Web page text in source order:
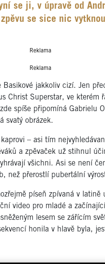
se ji, v úpravě od
se sice nic
Reklama
Reklama
Basikové jakkoliv cizí. Jen
Christ Superstar, ve kterém
spíše připomíná Gabrielu
svatý obrázek.
– asi tím
a zpěvaček už stihnul
všichni. Asi se není
než přerostlí pubertální
píseň zpívaná v
video pro mladé a
lesem se zářícím
honila v hlavě byla,